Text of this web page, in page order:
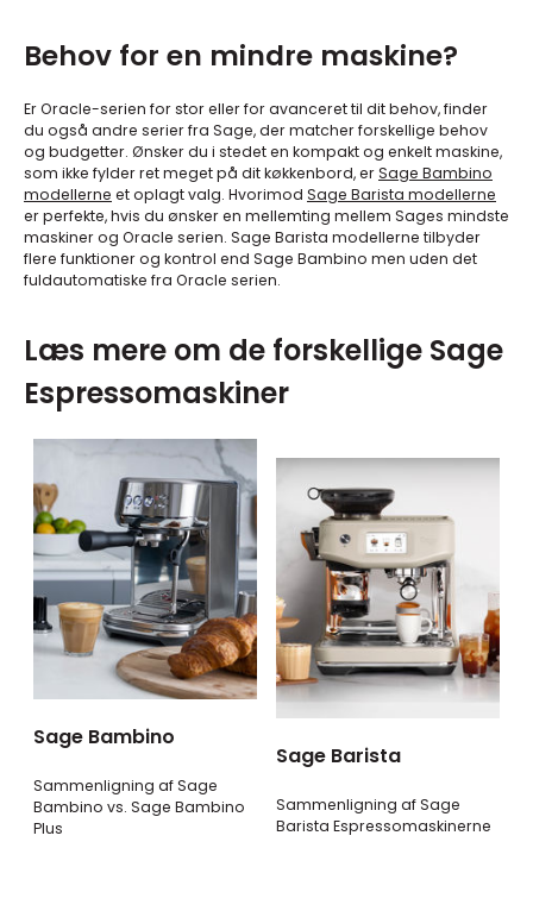
Behov for en mindre maskine?
Er Oracle-serien for stor eller for avanceret til dit behov, finder
du også andre serier fra Sage, der matcher forskellige behov
og budgetter. Ønsker du i stedet en kompakt og enkelt maskine,
som ikke fylder ret meget på dit køkkenbord, erSage Bambino
modellerne et oplagt valg. Hvorimod Sage Barista modellerne
er perfekte, hvis du ønsker en mellemting mellem Sages mindste
maskiner og Oracle serien. Sage Barista modellerne tilbyder
flere funktioner og kontrol end Sage Bambino men uden det
fuldautomatiske fra Oracle serien.
Læs mere om de forskellige Sage
Espressomaskiner
Sage Bambino
Sammenligning af Sage
Bambino vs. Sage Bambino
Plus
Sage Barista
Sammenligning af Sage
Barista Espressomaskinerne